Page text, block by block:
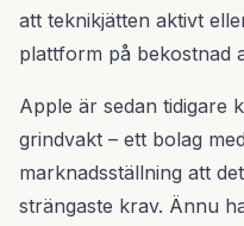
att teknikjätten aktivt
plattform på bekostnad
Apple är sedan tidigare
grindvakt – ett bolag
marknadsställning att
strängaste krav. Ännu